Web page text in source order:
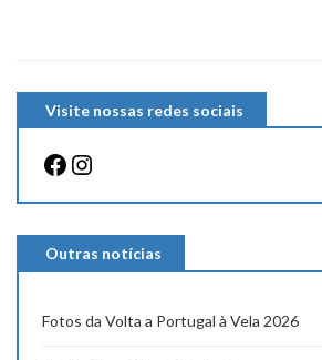
Visite nossas redes sociais
Facebook
Instagram
Outras notícias
Fotos da Volta a Portugal à Vela 2026